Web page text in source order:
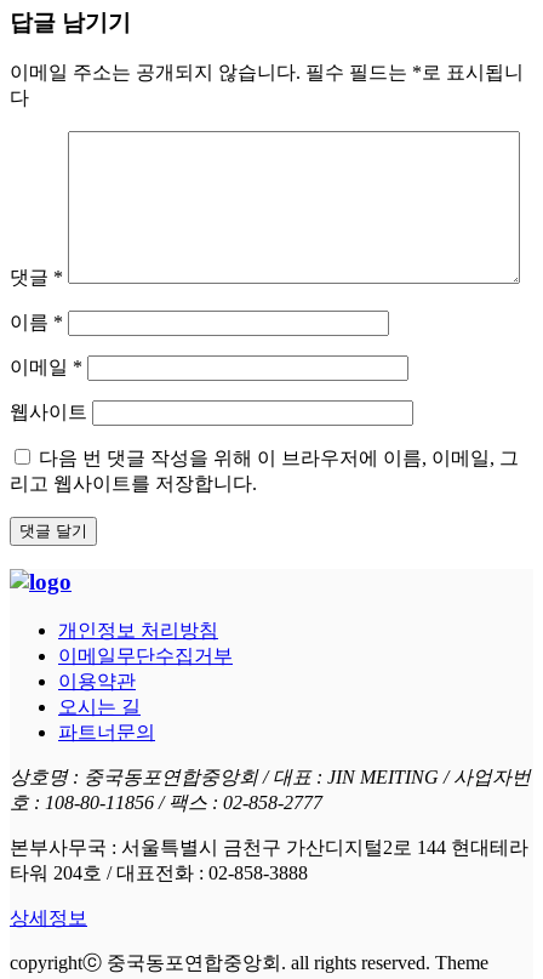
답글 남기기
이메일 주소는 공개되지 않습니다. 필수 필드는 *로 표시됩니
다
댓글 *
이름 *
이메일 *
웹사이트
다음 번 댓글 작성을 위해 이 브라우저에 이름, 이메일, 그
리고 웹사이트를 저장합니다.
개인정보 처리방침
이메일무단수집거부
이용약관
오시는 길
파트너문의
상호명 : 중국동포연합중앙회 / 대표 : JIN MEITING / 사업자번
호 : 108-80-11856 / 팩스 : 02-858-2777
본부사무국 : 서울특별시 금천구 가산디지털2로 144 현대테라
타워 204호 / 대표전화 : 02-858-3888
상세정보
copyrightⓒ 중국동포연합중앙회. all rights reserved. Theme